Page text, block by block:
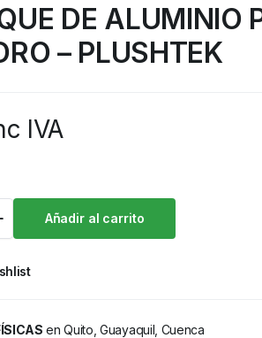
DE ALUMINIO
– PLUSHTEK
IVA
Añadir al carrito
en Quito, Guayaquil, Cuenca